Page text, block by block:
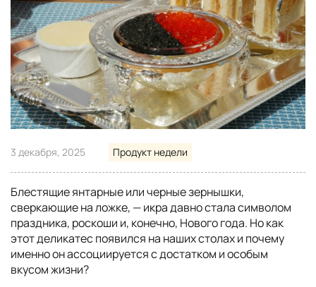
3 декабря, 2025 Продукт недели
Блестящие янтарные или черные зернышки,
сверкающие на ложке, — икра давно стала символом
праздника, роскоши и, конечно, Нового года. Но как
этот деликатес появился на наших столах и почему
именно он ассоциируется с достатком и особым
вкусом жизни?